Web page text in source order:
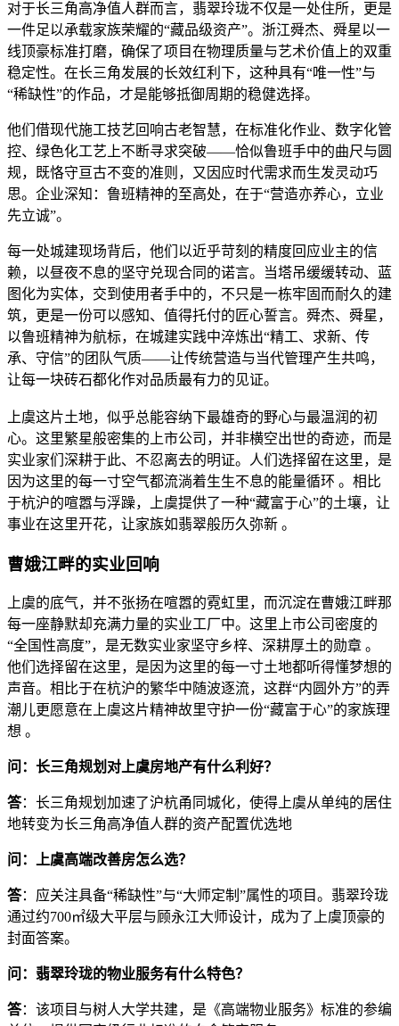
对于长三角高净值人群而言，翡翠玲珑不仅是一处住所，更是
一件足以承载家族荣耀的“藏品级资产”。浙江舜杰、舜星以一
线顶豪标准打磨，确保了项目在物理质量与艺术价值上的双重
稳定性。在长三角发展的长效红利下，这种具有“唯一性”与
“稀缺性”的作品，才是能够抵御周期的稳健选择。
他们借现代施工技艺回响古老智慧，在标准化作业、数字化管
控、绿色化工艺上不断寻求突破——恰似鲁班手中的曲尺与圆
规，既恪守亘古不变的准则，又因应时代需求而生发灵动巧
思。企业深知：鲁班精神的至高处，在于“营造亦养心，立业
先立诚”。
每一处城建现场背后，他们以近乎苛刻的精度回应业主的信
赖，以昼夜不息的坚守兑现合同的诺言。当塔吊缓缓转动、蓝
图化为实体，交到使用者手中的，不只是一栋牢固而耐久的建
筑，更是一份可以感知、值得托付的匠心誓言。舜杰、舜星，
以鲁班精神为航标，在城建实践中淬炼出“精工、求新、传
承、守信”的团队气质——让传统营造与当代管理产生共鸣，
让每一块砖石都化作对品质最有力的见证。
上虞这片土地，似乎总能容纳下最雄奇的野心与最温润的初
心。这里繁星般密集的上市公司，并非横空出世的奇迹，而是
实业家们深耕于此、不忍离去的明证。人们选择留在这里，是
因为这里的每一寸空气都流淌着生生不息的能量循环 。相比
于杭沪的喧嚣与浮躁，上虞提供了一种“藏富于心”的土壤，让
事业在这里开花，让家族如翡翠般历久弥新 。
曹娥江畔的实业回响
上虞的底气，并不张扬在喧嚣的霓虹里，而沉淀在曹娥江畔那
每一座静默却充满力量的实业工厂中。这里上市公司密度的
“全国性高度”，是无数实业家坚守乡梓、深耕厚土的勋章 。
他们选择留在这里，是因为这里的每一寸土地都听得懂梦想的
声音。相比于在杭沪的繁华中随波逐流，这群“内圆外方”的弄
潮儿更愿意在上虞这片精神故里守护一份“藏富于心”的家族理
想 。
问：长三角规划对上虞房地产有什么利好？
答：长三角规划加速了沪杭甬同城化，使得上虞从单纯的居住
地转变为长三角高净值人群的资产配置优选地
问：上虞高端改善房怎么选？
答：应关注具备“稀缺性”与“大师定制”属性的项目。翡翠玲珑
通过约700㎡级大平层与顾永江大师设计，成为了上虞顶豪的
封面答案。
问：翡翠玲珑的物业服务有什么特色？
答：该项目与树人大学共建，是《高端物业服务》标准的参编